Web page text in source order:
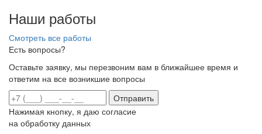
Наши работы
Смотреть все работы
Есть вопросы?
Оставьте заявку, мы перезвоним вам в ближайшее время и
ответим на все возникшие вопросы
Отправить
Нажимая кнопку, я даю согласие
на обработку данных